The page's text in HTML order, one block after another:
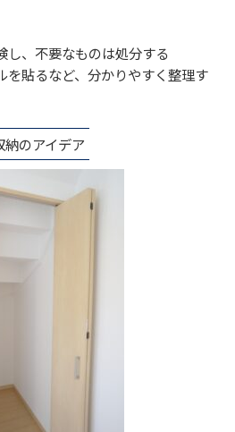
し、不要なものは処分する
を貼るなど、分かりやすく整理す
のアイデア